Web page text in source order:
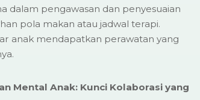
dalam pengawasan dan penyesuaian
pola makan atau jadwal terapi.
anak mendapatkan perawatan yang
Mental Anak: Kunci Kolaborasi yang